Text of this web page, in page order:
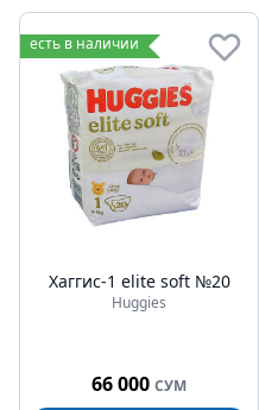
есть в наличии
Хаггис-1 elite soft №20
Huggies
66 000 СУМ